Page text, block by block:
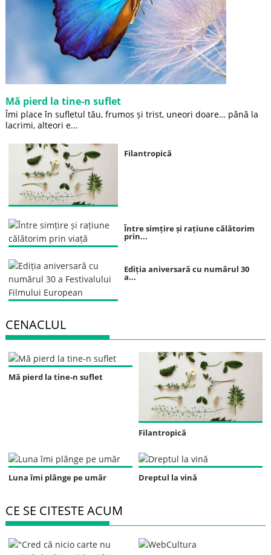
Mă pierd la tine-n suflet
Îmi place în sufletul tău, frumos și trist, uneori doare… până la
lacrimi, alteori e...
Filantropică
Între simțire și rațiune călătorim
prin...
Ediția aniversară cu numărul 30
a...
CENACLUL
Mă pierd la tine-n suflet
Filantropică
Luna îmi plânge pe umăr Dreptul la vină
CE SE CITESTE ACUM